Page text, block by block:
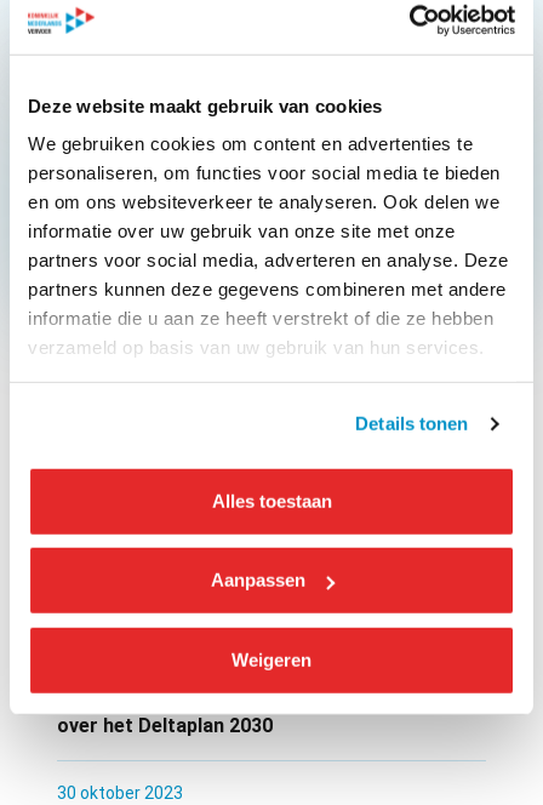
Deze website maakt gebruik van cookies
We gebruiken cookies om content en advertenties te
personaliseren, om functies voor social media te bieden
en om ons websiteverkeer te analyseren. Ook delen we
informatie over uw gebruik van onze site met onze
partners voor social media, adverteren en analyse. Deze
partners kunnen deze gegevens combineren met andere
informatie die u aan ze heeft verstrekt of die ze hebben
verzameld op basis van uw gebruik van hun services.
Details tonen
Alles toestaan
Aanpassen
Weigeren
OPENBAAR VERVOER
UITP coalitie roept EU op meer geld vrij te maken
voor duurzame mobiliteit
Lees meer
Meer nieuws
‘De waarde van het OV’
Beluister de podcast van de Mobiliteitsalliantie
over het Deltaplan 2030
30 oktober 2023